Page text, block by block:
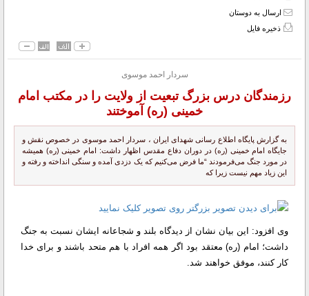
ارسال به دوستان
ذخیره فایل
سردار احمد موسوی
رزمندگان درس بزرگ تبعیت از ولایت را در مکتب امام
خمینی (ره) آموختند
به گزارش پایگاه اطلاع رسانی شهدای ایران ، سردار احمد موسوی در خصوص نقش و
جایگاه امام خمینی (ره) در دوران دفاع مقدس اظهار داشت: امام خمینی (ره) همیشه
در مورد جنگ می‌فرمودند “ما فرض می‌کنیم که یک دزدی آمده و سنگی انداخته و رفته و
این زیاد مهم نیست زیرا که
وی افزود: این بیان نشان از دیدگاه بلند و شجاعانه ایشان نسبت به جنگ
داشت؛ امام (ره) معتقد بود اگر همه افراد با هم متحد باشند و برای خدا
کار کنند، موفق خواهند شد.